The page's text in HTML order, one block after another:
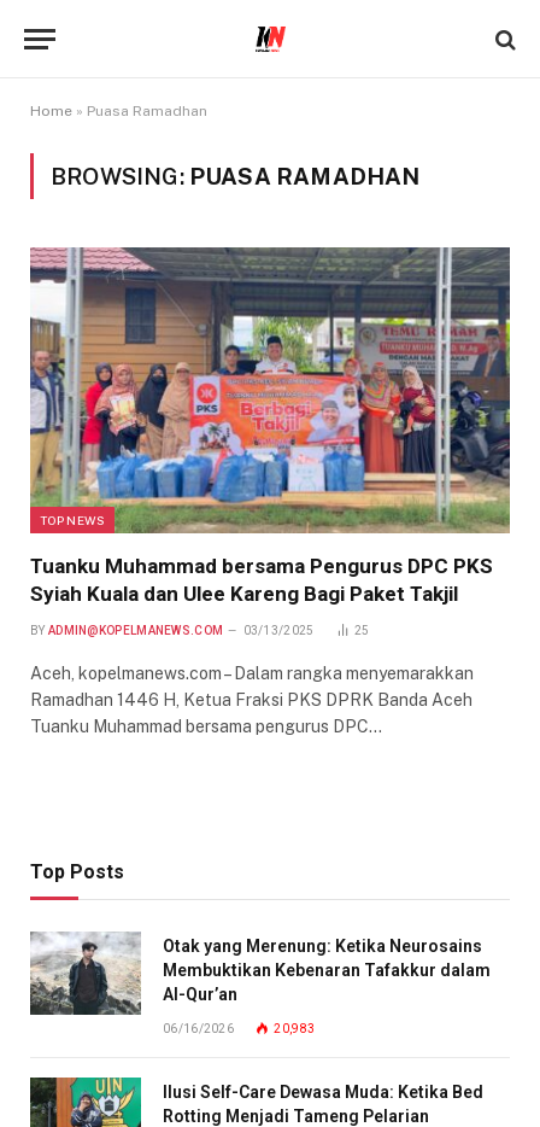
Home » Puasa Ramadhan
BROWSING: PUASA RAMADHAN
TOP NEWS
Tuanku Muhammad bersama Pengurus DPC PKS
Syiah Kuala dan Ulee Kareng Bagi Paket Takjil
BY ADMIN@KOPELMANEWS.COM 03/13/2025 25
Aceh, kopelmanews.com – Dalam rangka menyemarakkan
Ramadhan 1446 H, Ketua Fraksi PKS DPRK Banda Aceh
Tuanku Muhammad bersama pengurus DPC…
Top Posts
Otak yang Merenung: Ketika Neurosains
Membuktikan Kebenaran Tafakkur dalam
Al-Qur’an
06/16/2026 20,983
Ilusi Self-Care Dewasa Muda: Ketika Bed
Rotting Menjadi Tameng Pelarian